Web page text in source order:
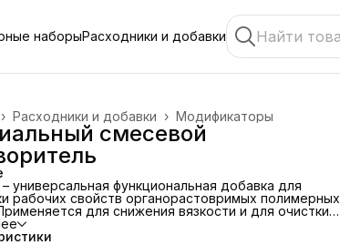
наборыРасходники и добавки
Модификаторы
Расходники и добавки ›
›
смесевой
– универсальная функциональная добавка для
рабочих свойств органорастовримых полимерных
для снижения вязкости и для очистки
и оборудования. Позволяет адаптировать
особенности нанесения и технологические